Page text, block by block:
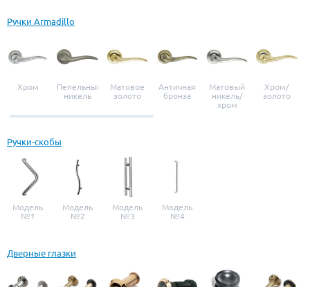
Ручки Armadillo
Хром
Пепельный
никель
Матовое
золото
Античная
бронза
Матовый
никель/
хром
Хром/
золото
Ручки-скобы
Модель
№1
Модель
№2
Модель
№3
Модель
№4
Дверные глазки